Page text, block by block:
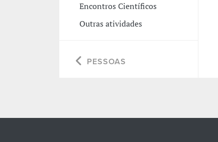
Encontros Científicos
Outras atividades
PESSOAS